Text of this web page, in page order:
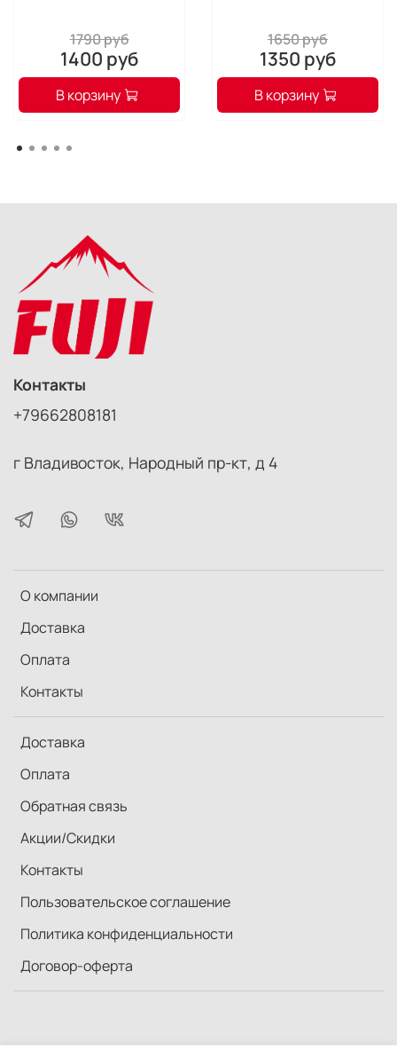
1790 руб
1400 руб
В корзину
1650 руб
1350 руб
В корзину
О компании
Доставка
Оплата
Контакты
Доставка
Оплата
Обратная связь
Акции/Скидки
Контакты
Пользовательское соглашение
Политика конфиденциальности
Договор-оферта
Контакты
+79662808181
г Владивосток, Народный пр-кт, д 4